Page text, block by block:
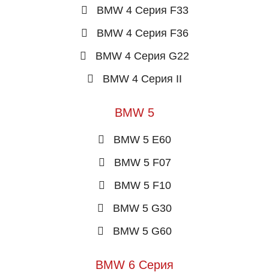
BMW 4 Серия F33
BMW 4 Серия F36
BMW 4 Серия G22
BMW 4 Серия II
BMW 5
BMW 5 E60
BMW 5 F07
BMW 5 F10
BMW 5 G30
BMW 5 G60
BMW 6 Серия